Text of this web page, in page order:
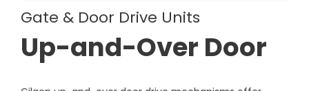
Gate & Door Drive Units
Up-and-Over Door